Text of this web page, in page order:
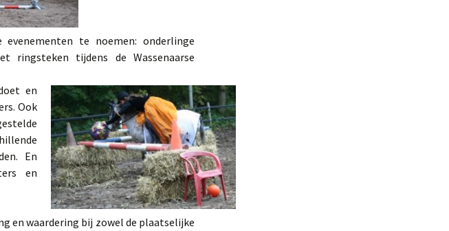
te noemen: onderlinge
ringsteken tijdens de Wassenaarse
en
Ook
En
en
en waardering bij zowel de plaatselijke